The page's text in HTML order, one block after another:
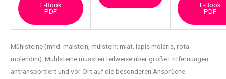
E-Book
PDF
E-Book
PDF
Mühlsteine (mhd. malstein, mülstein; mlat. lapis molaris, rota
molendini). Mühlsteinemussten teilweise über große Entfernungen
antransportiert und vor Ort auf die besonderen Ansprüche